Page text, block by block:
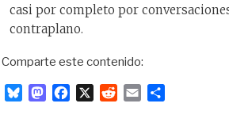
casi por completo por
contraplano.
Comparte este contenido:
M
X